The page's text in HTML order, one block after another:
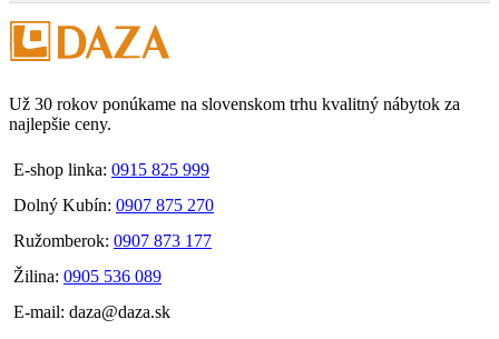
Už 30 rokov ponúkame na slovenskom trhu kvalitný nábytok za
najlepšie ceny.
E-shop linka: 0915 825 999
Dolný Kubín: 0907 875 270
Ružomberok: 0907 873 177
Žilina: 0905 536 089
E-mail: daza@daza.sk